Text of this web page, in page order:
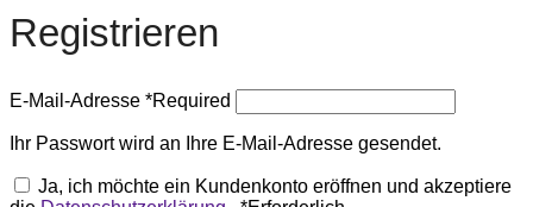
Registrieren
E-Mail-Adresse *Required
Ihr Passwort wird an Ihre E-Mail-Adresse gesendet.
Ja, ich möchte ein Kundenkonto eröffnen und akzeptiere